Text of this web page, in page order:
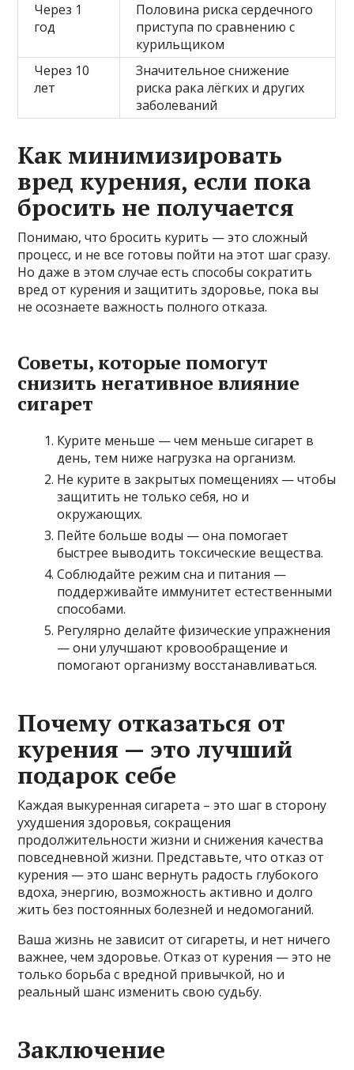
Через 1
год
Половина риска сердечного
приступа по сравнению с
курильщиком
Через 10
лет
Значительное снижение
риска рака лёгких и других
заболеваний
Как минимизировать
вред курения, если пока
бросить не получается
Понимаю, что бросить курить — это сложный
процесс, и не все готовы пойти на этот шаг сразу.
Но даже в этом случае есть способы сократить
вред от курения и защитить здоровье, пока вы
не осознаете важность полного отказа.
Советы, которые помогут
снизить негативное влияние
сигарет
Курите меньше — чем меньше сигарет в
день, тем ниже нагрузка на организм.
Не курите в закрытых помещениях — чтобы
защитить не только себя, но и
окружающих.
Пейте больше воды — она помогает
быстрее выводить токсические вещества.
Соблюдайте режим сна и питания —
поддерживайте иммунитет естественными
способами.
Регулярно делайте физические упражнения
— они улучшают кровообращение и
помогают организму восстанавливаться.
Почему отказаться от
курения — это лучший
подарок себе
Каждая выкуренная сигарета – это шаг в сторону
ухудшения здоровья, сокращения
продолжительности жизни и снижения качества
повседневной жизни. Представьте, что отказ от
курения — это шанс вернуть радость глубокого
вдоха, энергию, возможность активно и долго
жить без постоянных болезней и недомоганий.
Ваша жизнь не зависит от сигареты, и нет ничего
важнее, чем здоровье. Отказ от курения — это не
только борьба с вредной привычкой, но и
реальный шанс изменить свою судьбу.
Заключение